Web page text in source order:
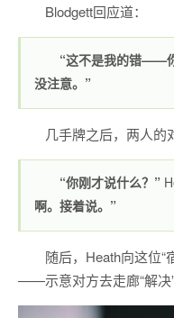
Blodgett回应道：
“这不是我的错——
没注意。”
几手牌之后，两人的
“你刚才说什么？”
啊。接着说。”
随后，Heath向这位“
——示意对方去走廊“解决”